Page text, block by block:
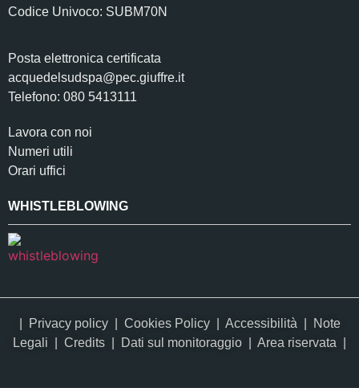
Codice Univoco: SUBM70N
Posta elettronica certificata
acquedelsudspa@pec.giuffre.it
Telefono: 080 5413111
Lavora con noi
Numeri utili
Orari uffici
WHISTLEBLOWING
Privacy policy| Cookies Policy| Accessibilità
Note
Legali
Credits | Dati sul monitoraggio | Area riservata |